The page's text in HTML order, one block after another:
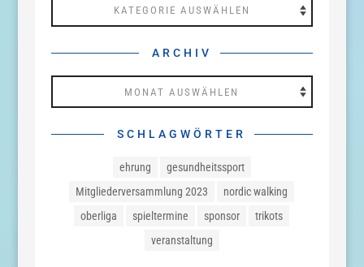
ARCHIV
SCHLAGWÖRTER
ehrung
gesundheitssport
Mitgliederversammlung 2023
nordic walking
oberliga
spieltermine sponsor
trikots
veranstaltung